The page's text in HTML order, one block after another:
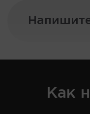
Как